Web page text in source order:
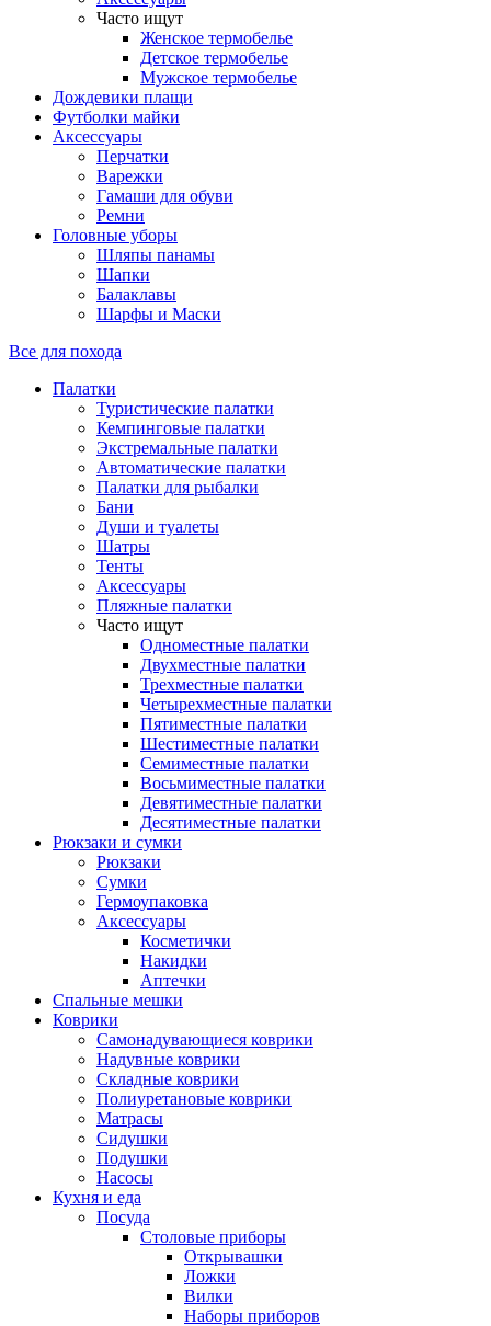
Часто ищут
Женское термобелье
Детское термобелье
Мужское термобелье
Дождевики плащи
Футболки майки
Аксессуары
Перчатки
Варежки
Гамаши для обуви
Ремни
Головные уборы
Шляпы панамы
Шапки
Балаклавы
Шарфы и Маски
Все для похода
Палатки
Туристические палатки
Кемпинговые палатки
Экстремальные палатки
Автоматические палатки
Палатки для рыбалки
Бани
Души и туалеты
Шатры
Тенты
Аксессуары
Пляжные палатки
Часто ищут
Одноместные палатки
Двухместные палатки
Трехместные палатки
Четырехместные палатки
Пятиместные палатки
Шестиместные палатки
Семиместные палатки
Восьмиместные палатки
Девятиместные палатки
Десятиместные палатки
Рюкзаки и сумки
Рюкзаки
Сумки
Гермоупаковка
Аксессуары
Косметички
Накидки
Аптечки
Спальные мешки
Коврики
Самонадувающиеся коврики
Надувные коврики
Складные коврики
Полиуретановые коврики
Матрасы
Сидушки
Подушки
Насосы
Кухня и еда
Посуда
Столовые приборы
Открывашки
Ложки
Вилки
Наборы приборов